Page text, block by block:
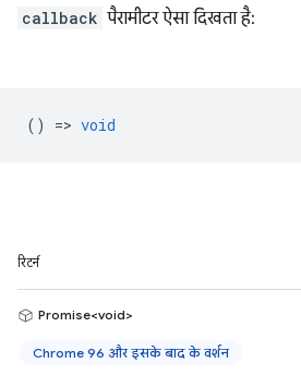
callback पैरामीटर ऐसा दिखता है:
() => void
रिटर्न
Promise<void>
Chrome 96 और इसके बाद के वर्शन